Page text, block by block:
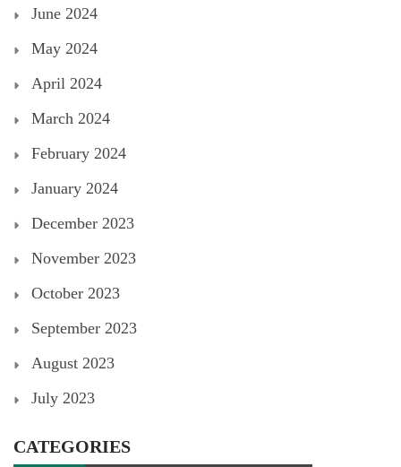
June 2024
May 2024
April 2024
March 2024
February 2024
January 2024
December 2023
November 2023
October 2023
September 2023
August 2023
July 2023
CATEGORIES